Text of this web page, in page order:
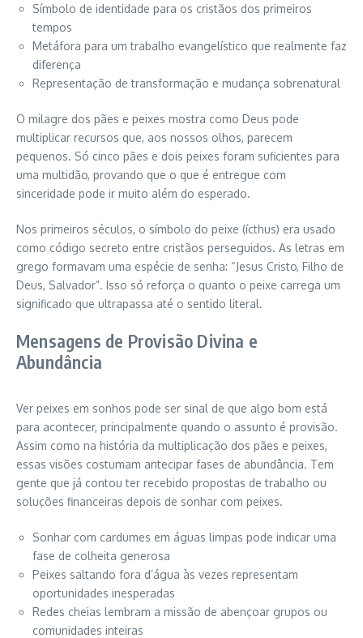
Símbolo de identidade para os cristãos dos primeiros
tempos
Metáfora para um trabalho evangelístico que realmente faz
diferença
Representação de transformação e mudança sobrenatural
O milagre dos pães e peixes mostra como Deus pode
multiplicar recursos que, aos nossos olhos, parecem
pequenos. Só cinco pães e dois peixes foram suficientes para
uma multidão, provando que o que é entregue com
sinceridade pode ir muito além do esperado.
Nos primeiros séculos, o símbolo do peixe (ícthus) era usado
como código secreto entre cristãos perseguidos. As letras em
grego formavam uma espécie de senha: “Jesus Cristo, Filho de
Deus, Salvador”. Isso só reforça o quanto o peixe carrega um
significado que ultrapassa até o sentido literal.
Mensagens de Provisão Divina e
Abundância
Ver peixes em sonhos pode ser sinal de que algo bom está
para acontecer, principalmente quando o assunto é provisão.
Assim como na história da multiplicação dos pães e peixes,
essas visões costumam antecipar fases de abundância. Tem
gente que já contou ter recebido propostas de trabalho ou
soluções financeiras depois de sonhar com peixes.
Sonhar com cardumes em águas limpas pode indicar uma
fase de colheita generosa
Peixes saltando fora d’água às vezes representam
oportunidades inesperadas
Redes cheias lembram a missão de abençoar grupos ou
comunidades inteiras